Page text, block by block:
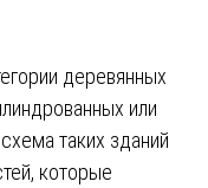
деревянных
или
таких зданий
которые